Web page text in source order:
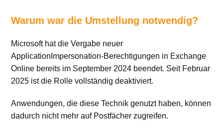
Warum war die Umstellung notwendig?
Microsoft hat die Vergabe neuer
ApplicationImpersonation-Berechtigungen in Exchange
Online bereits im September 2024 beendet. Seit Februar
2025 ist die Rolle vollständig deaktiviert.
Anwendungen, die diese Technik genutzt haben, können
dadurch nicht mehr auf Postfächer zugreifen.